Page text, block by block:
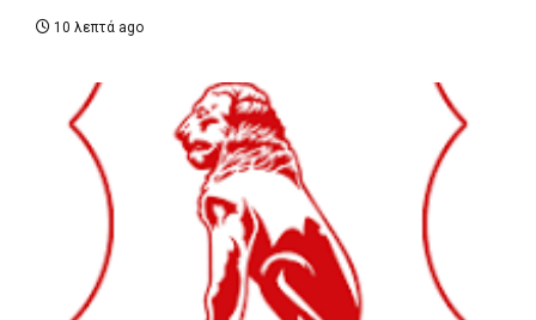
10 λεπτά ago